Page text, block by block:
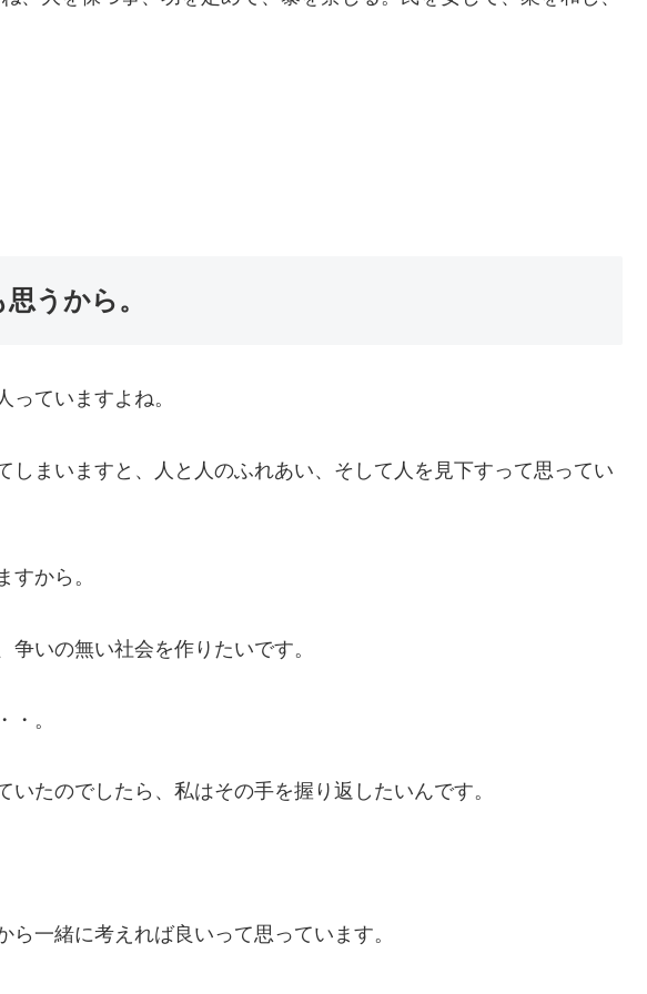
うから。
っていますよね。
しまいますと、人と人のふれあい、そして人を見下すって思ってい
すから。
争いの無い社会を作りたいです。
・。
いたのでしたら、私はその手を握り返したいんです。
一緒に考えれば良いって思っています。